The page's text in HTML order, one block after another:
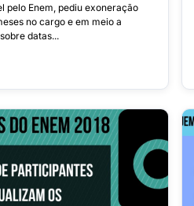
pelo Enem, pediu exoneração
no cargo e em meio a
datas...